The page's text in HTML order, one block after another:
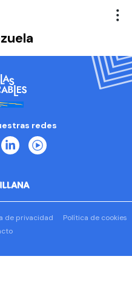
redes
de privacidad
Política de cookies